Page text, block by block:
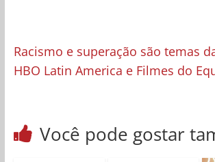
Racismo e superação são temas
HBO Latin America e Filmes do
Você pode gostar